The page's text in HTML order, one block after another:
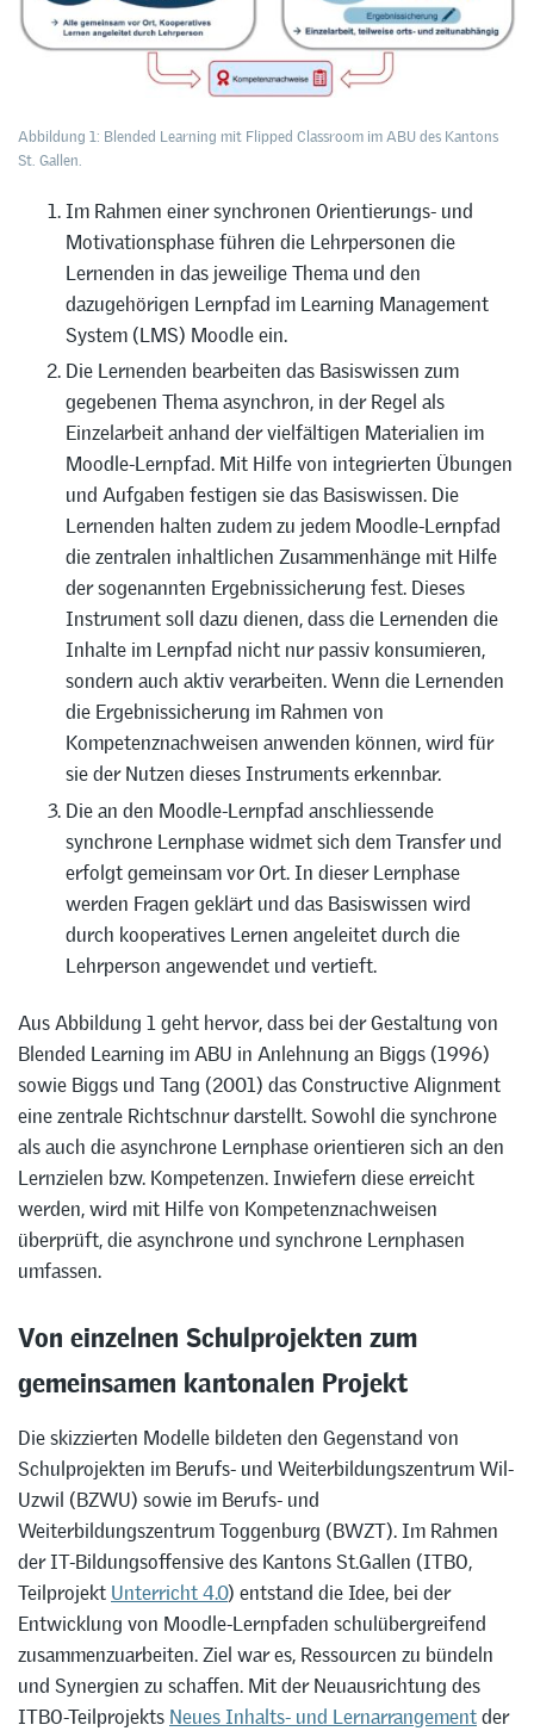
Abbildung 1: Blended Learning mit Flipped Classroom im ABU des Kantons
St. Gallen.
Im Rahmen einer synchronen Orientierungs- und
Motivationsphase führen die Lehrpersonen die
Lernenden in das jeweilige Thema und den
dazugehörigen Lernpfad im Learning Management
System (LMS) Moodle ein.
Die Lernenden bearbeiten das Basiswissen zum
gegebenen Thema asynchron, in der Regel als
Einzelarbeit anhand der vielfältigen Materialien im
Moodle-Lernpfad. Mit Hilfe von integrierten Übungen
und Aufgaben festigen sie das Basiswissen. Die
Lernenden halten zudem zu jedem Moodle-Lernpfad
die zentralen inhaltlichen Zusammenhänge mit Hilfe
der sogenannten Ergebnissicherung fest. Dieses
Instrument soll dazu dienen, dass die Lernenden die
Inhalte im Lernpfad nicht nur passiv konsumieren,
sondern auch aktiv verarbeiten. Wenn die Lernenden
die Ergebnissicherung im Rahmen von
Kompetenznachweisen anwenden können, wird für
sie der Nutzen dieses Instruments erkennbar.
Die an den Moodle-Lernpfad anschliessende
synchrone Lernphase widmet sich dem Transfer und
erfolgt gemeinsam vor Ort. In dieser Lernphase
werden Fragen geklärt und das Basiswissen wird
durch kooperatives Lernen angeleitet durch die
Lehrperson angewendet und vertieft.
Aus Abbildung 1 geht hervor, dass bei der Gestaltung von
Blended Learning im ABU in Anlehnung an Biggs (1996)
sowie Biggs und Tang (2001) das Constructive Alignment
eine zentrale Richtschnur darstellt. Sowohl die synchrone
als auch die asynchrone Lernphase orientieren sich an den
Lernzielen bzw. Kompetenzen. Inwiefern diese erreicht
werden, wird mit Hilfe von Kompetenznachweisen
überprüft, die asynchrone und synchrone Lernphasen
umfassen.
Von einzelnen Schulprojekten zum
gemeinsamen kantonalen Projekt
Die skizzierten Modelle bildeten den Gegenstand von
Schulprojekten im Berufs- und Weiterbildungszentrum Wil-
Uzwil (BZWU) sowie im Berufs- und
Weiterbildungszentrum Toggenburg (BWZT). Im Rahmen
der IT-Bildungsoffensive des Kantons St.Gallen (ITBO,
Teilprojekt Unterricht 4.0) entstand die Idee, bei der
Entwicklung von Moodle-Lernpfaden schulübergreifend
zusammenzuarbeiten. Ziel war es, Ressourcen zu bündeln
und Synergien zu schaffen. Mit der Neuausrichtung des
ITBO-Teilprojekts Neues Inhalts- und Lernarrangementder